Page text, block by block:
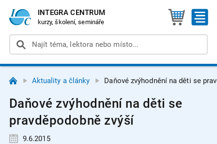
INTEGRA CENTRUM
kurzy, školení, semináře
Aktuality a články Daňové zvýhodnění na děti se
Daňové zvýhodnění na děti se
pravděpodobně zvýší
9.6.2015